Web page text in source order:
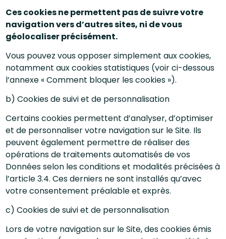
Ces cookies ne permettent pas de suivre votre
navigation vers d’autres sites, ni de vous
géolocaliser précisément.
Vous pouvez vous opposer simplement aux cookies,
notamment aux cookies statistiques (voir ci-dessous
l’annexe « Comment bloquer les cookies »).
b) Cookies de suivi et de personnalisation
Certains cookies permettent d’analyser, d’optimiser
et de personnaliser votre navigation sur le Site. Ils
peuvent également permettre de réaliser des
opérations de traitements automatisés de vos
Données selon les conditions et modalités précisées à
l’article 3.4. Ces derniers ne sont installés qu’avec
votre consentement préalable et exprès.
c) Cookies de suivi et de personnalisation
Lors de votre navigation sur le Site, des cookies émis